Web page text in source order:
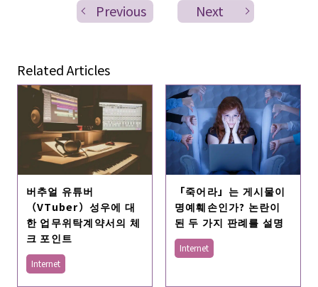
Previous Next
Related Articles
버추얼 유튜버
（VTuber）성우에 대
한 업무위탁계약서의 체
크 포인트
Internet
「죽어라」는 게시물이
명예훼손인가? 논란이
된 두 가지 판례를 설명
Internet